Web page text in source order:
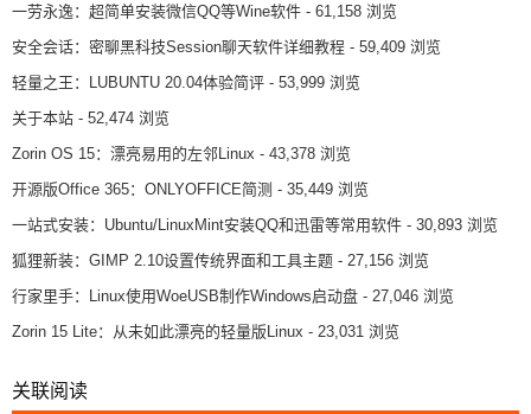
一劳永逸：超简单安装微信QQ等Wine软件 - 61,158 浏览
安全会话：密聊黑科技Session聊天软件详细教程 - 59,409 浏览
轻量之王：LUBUNTU 20.04体验简评 - 53,999 浏览
关于本站 - 52,474 浏览
Zorin OS 15：漂亮易用的左邻Linux - 43,378 浏览
开源版Office 365：ONLYOFFICE简测 - 35,449 浏览
一站式安装：Ubuntu/LinuxMint安装QQ和迅雷等常用软件 - 30,893 浏览
狐狸新装：GIMP 2.10设置传统界面和工具主题 - 27,156 浏览
行家里手：Linux使用WoeUSB制作Windows启动盘 - 27,046 浏览
Zorin 15 Lite：从未如此漂亮的轻量版Linux - 23,031 浏览
关联阅读